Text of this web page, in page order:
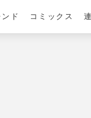
ンド コミックス